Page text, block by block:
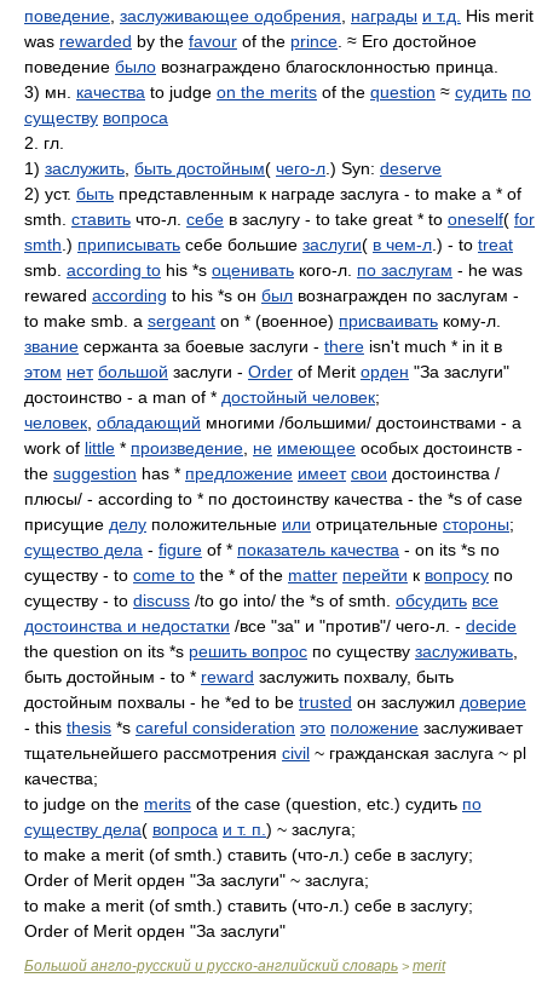
поведение заслуживающее одобрения награды и т.д.
His merit
was rewarded by the favour of the prince . ≈ Его достойное
поведение было вознаграждено благосклонностью принца.
3) мн. качества to judge on the merits of the question ≈ судить по
существу вопроса
2. гл.
1) заслужить быть достойным( чего-л .) Syn: deserve
2) уст. быть представленным к награде заслуга - to make a * of
smth. ставить что-л. себе в заслугу - to take great * to oneself( for
smth .) приписывать себе большие заслуги( в чем-л .) - to treat
smb. according to his *s оценивать кого-л. по заслугам - he was
rewared according to his *s он был вознагражден по заслугам -
to make smb. a sergeant on * (военное) присваивать кому-л.
звание сержанта за боевые заслуги - there isn't much * in it в
этом нет большой заслуги - Order of Merit орден "За заслуги"
достоинство - a man of * достойный человек;
человек обладающий многими /большими/ достоинствами - a
work of little * произведение не имеющее особых достоинств -
the suggestion has * предложение имеет свои достоинства /
плюсы/ - according to * по достоинству качества - the *s of case
присущие делу положительные или отрицательные стороны;
существо дела - figure of * показатель качества - on its *s по
существу - to come to the * of the matter перейти к вопросу по
существу - to discuss /to go into/ the *s of smth. обсудить все
достоинства и недостатки /все "за" и "против"/ чего-л. - decide
the question on its *s решить вопрос по существу заслуживать
быть достойным - to * reward заслужить похвалу, быть
достойным похвалы - he *ed to be trusted он заслужил доверие
- this thesis *s careful consideration это положение заслуживает
тщательнейшего рассмотрения civil ~ гражданская заслуга ~ pl
качества;
to judge on the merits of the case (question, etc.) судить по
существу дела( вопроса и т. п. ) ~ заслуга;
to make a merit (of smth.) ставить (что-л.) себе в заслугу;
Order of Merit орден "За заслуги" ~ заслуга;
to make a merit (of smth.) ставить (что-л.) себе в заслугу;
Order of Merit орден "За заслуги"
Большой англо-русский и русско-английский словарь > merit